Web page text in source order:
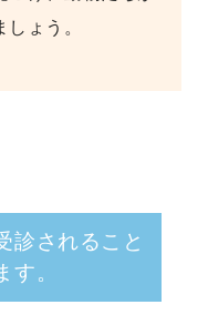
ょう。
診されること
す。